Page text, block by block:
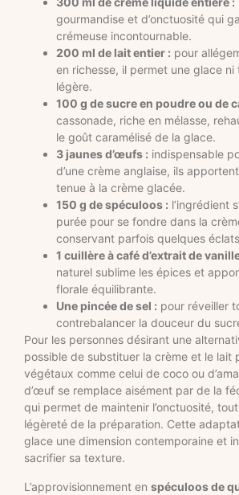
gourmandise et d’onctuosité qui
crémeuse incontournable.
200 ml de lait entier : pour
en richesse, il permet une glace
légère.
100 g de sucre en poudre ou de
cassonade, riche en mélasse,
le goût caramélisé de la glace.
3 jaunes d’œufs : indispensable
d’une crème anglaise, ils
tenue à la crème glacée.
150 g de spéculoos : l’ingrédient
purée pour se fondre dans la
conservant parfois quelques
1 cuillère à café d’extrait de
naturel sublime les épices et
florale équilibrante.
Une pincée de sel : pour réveiller
contrebalancer la douceur du
Pour les personnes désirant une
possible de substituer la crème et le lait
végétaux comme celui de coco ou
d’œuf se remplace aisément par de la
qui permet de maintenir l’onctuosité,
légèreté de la préparation. Cette
glace une dimension contemporaine et
sacrifier sa texture.
L’approvisionnement en spéculoos de